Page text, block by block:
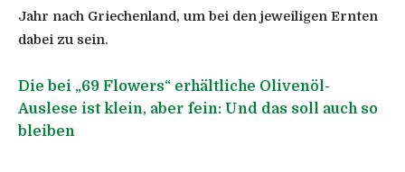
Jahr nach Griechenland, um bei den jeweiligen Ernten
dabei zu sein.
Die bei „69 Flowers“ erhältliche Olivenöl-
Auslese ist klein, aber fein: Und das soll auch so
bleiben